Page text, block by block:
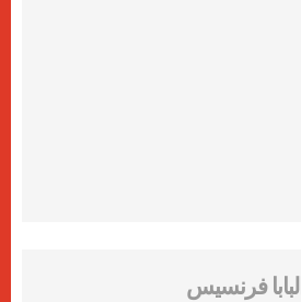
البابا فرنسيس